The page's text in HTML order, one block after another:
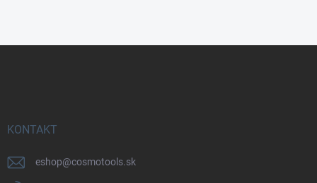
KONTAKT
eshop@cosmotools.sk